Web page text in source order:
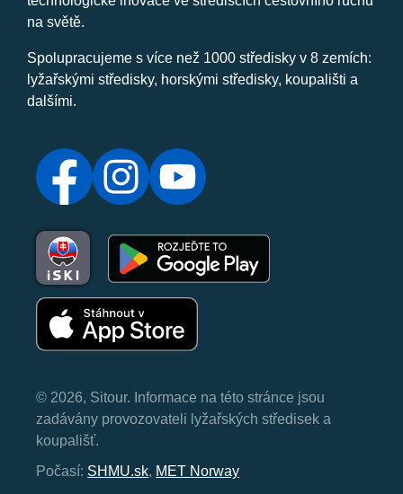
na světě.
Spolupracujeme s více než 1000 středisky v 8 zemích:
lyžařskými středisky, horskými středisky, koupališti a
dalšími.
© 2026, Sitour. Informace na této stránce jsou
zadávány provozovateli lyžařských středisek a
koupališť.
Počasí: SHMU.sk, MET Norway